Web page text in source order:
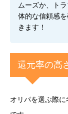
ムーズか、ト
体的な信頼感
きます！
還元率の高
オリパを選ぶ際